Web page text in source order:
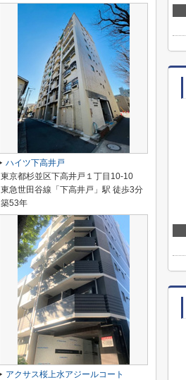
ハイツ下高井戸
東京都杉並区下高井戸１丁目10-10
東急世田谷線「下高井戸」駅 徒歩3分
築53年
アクサス桜上水アジールコート